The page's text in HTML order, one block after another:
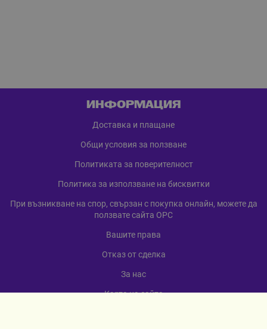
ИНФОРМАЦИЯ
Доставка и плащане
Общи условия за ползване
Политиката за поверителност
Политика за използване на бисквитки
При възникване на спор, свързан с покупка онлайн, можете да
ползвате сайта ОРС
Вашите права
Отказ от сделка
За нас
Карта на сайта